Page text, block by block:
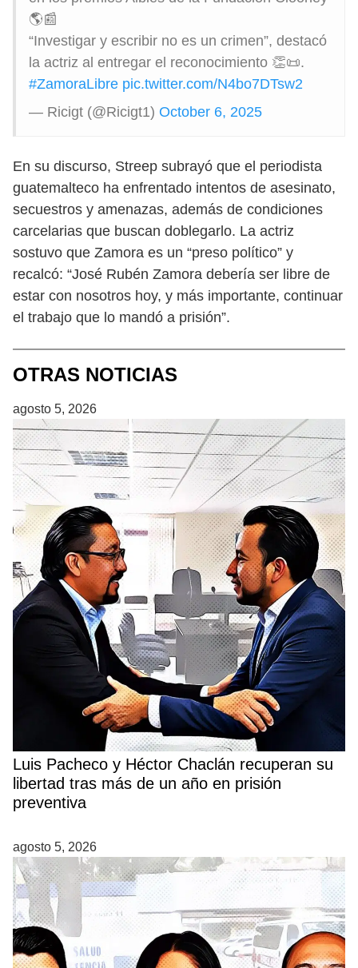
🌎📰
“Investigar y escribir no es un crimen”, destacó
la actriz al entregar el reconocimiento 👏📜.
#ZamoraLibre pic.twitter.com/N4bo7DTsw2
— Ricigt (@Ricigt1) October 6, 2025
En su discurso, Streep subrayó que el periodista
guatemalteco ha enfrentado intentos de asesinato,
secuestros y amenazas, además de condiciones
carcelarias que buscan doblegarlo. La actriz
sostuvo que Zamora es un “preso político” y
recalcó: “José Rubén Zamora debería ser libre de
estar con nosotros hoy, y más importante, continuar
el trabajo que lo mandó a prisión”.
OTRAS NOTICIAS
agosto 5, 2026
Luis Pacheco y Héctor Chaclán recuperan su
libertad tras más de un año en prisión
preventiva
agosto 5, 2026